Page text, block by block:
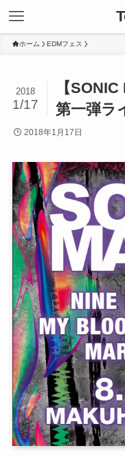
ホーム EDMフェス
【
第一弾ラ
2018
1/17
2018年1月17日